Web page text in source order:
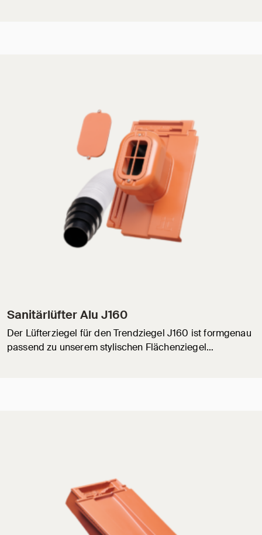
Sanitärlüfter Alu J160
Der Lüfterziegel für den Trendziegel J160 ist formgenau
passend zu unserem stylischen Flächenziegel…